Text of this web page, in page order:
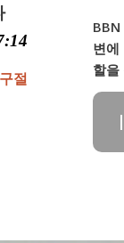
절
변에
할을